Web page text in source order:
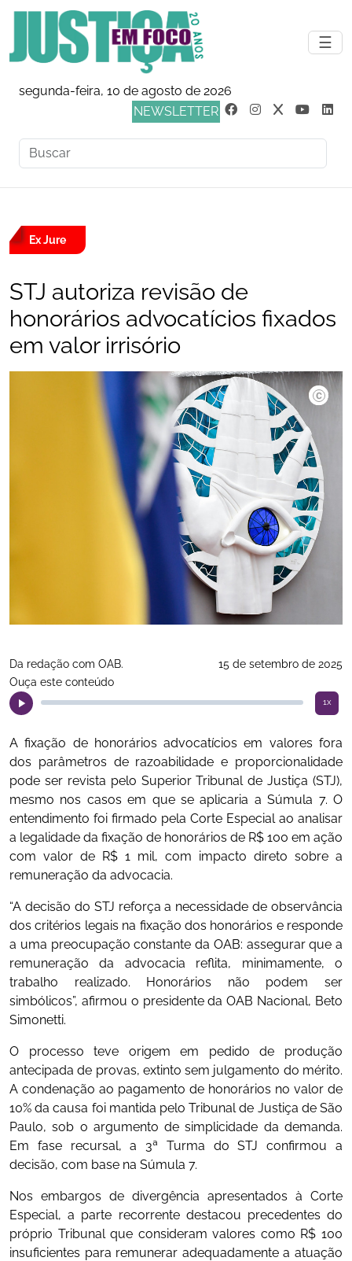
☰
segunda-feira, 10 de agosto de 2026
NEWSLETTER
Ex Jure
STJ autoriza revisão de
honorários advocatícios fixados
em valor irrisório
Lucas
Da redação com OAB.
15 de setembro de 2025
Ouça este conteúdo
1x
A fixação de honorários advocatícios em valores fora
dos parâmetros de razoabilidade e proporcionalidade
pode ser revista pelo Superior Tribunal de Justiça (STJ),
mesmo nos casos em que se aplicaria a Súmula 7. O
entendimento foi firmado pela Corte Especial ao analisar
a legalidade da fixação de honorários de R$ 100 em ação
com valor de R$ 1 mil, com impacto direto sobre a
remuneração da advocacia.
“A decisão do STJ reforça a necessidade de observância
dos critérios legais na fixação dos honorários e responde
a uma preocupação constante da OAB: assegurar que a
remuneração da advocacia reflita, minimamente, o
trabalho realizado. Honorários não podem ser
simbólicos”, afirmou o presidente da OAB Nacional, Beto
Simonetti.
O processo teve origem em pedido de produção
antecipada de provas, extinto sem julgamento do mérito.
A condenação ao pagamento de honorários no valor de
10% da causa foi mantida pelo Tribunal de Justiça de São
Paulo, sob o argumento de simplicidade da demanda.
Em fase recursal, a 3ª Turma do STJ confirmou a
decisão, com base na Súmula 7.
Nos embargos de divergência apresentados à Corte
Especial, a parte recorrente destacou precedentes do
próprio Tribunal que consideram valores como R$ 100
insuficientes para remunerar adequadamente a atuação